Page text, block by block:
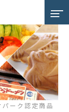
ーク認定商品